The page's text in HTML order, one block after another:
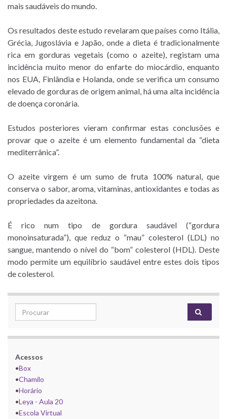
mais saudáveis do mundo.
Os resultados deste estudo revelaram que países como Itália,
Grécia, Jugoslávia e Japão, onde a dieta é tradicionalmente
rica em gorduras vegetais (como o azeite), registam uma
incidência muito menor do enfarte do miocárdio, enquanto
nos EUA, Finlândia e Holanda, onde se verifica um consumo
elevado de gorduras de origem animal, há uma alta incidência
de doença coronária.
Estudos posteriores vieram confirmar estas conclusões e
provar que o azeite é um elemento fundamental da “dieta
mediterrânica”.
O azeite virgem é um sumo de fruta 100% natural, que
conserva o sabor, aroma, vitaminas, antioxidantes e todas as
propriedades da azeitona.
É rico num tipo de gordura saudável (“gordura
monoinsaturada”), que reduz o “mau” colesterol (LDL) no
sangue, mantendo o nível do “bom” colesterol (HDL). Deste
modo permite um equilíbrio saudável entre estes dois tipos
de colesterol.
Search for:
Acessos
•Box
•Chamilo
•Horário
•Leya - Aula 20
•Escola Virtual